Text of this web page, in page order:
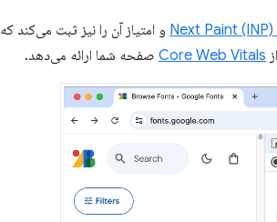
و امتیاز آن را نیز ثبت می‌کند که
Core Web Vitals صفحه شما ارائه می‌دهد.